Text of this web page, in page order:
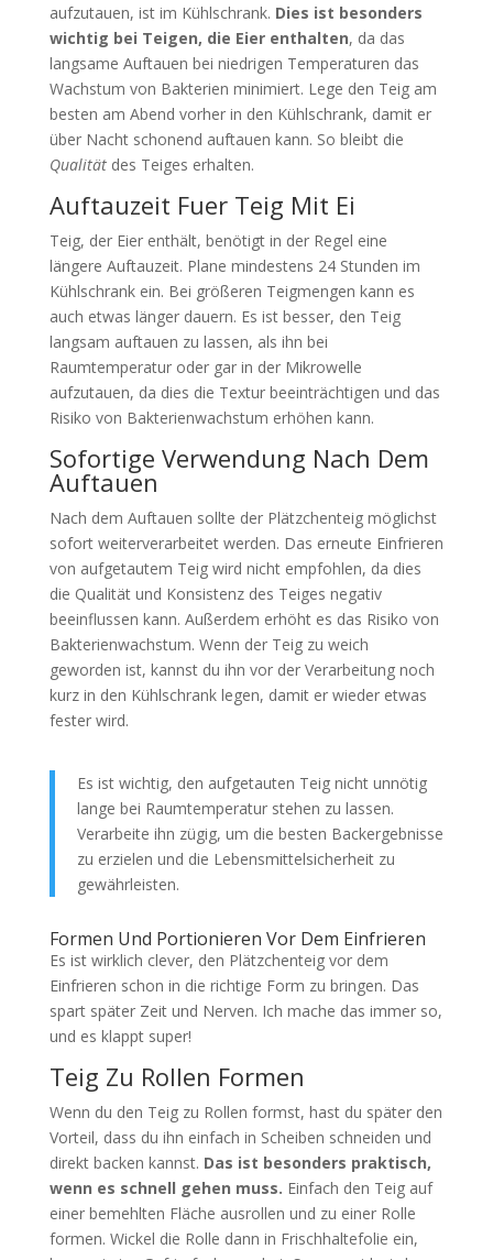
aufzutauen, ist im Kühlschrank. Dies ist besonders
wichtig bei Teigen, die Eier enthalten, da das
langsame Auftauen bei niedrigen Temperaturen das
Wachstum von Bakterien minimiert. Lege den Teig am
besten am Abend vorher in den Kühlschrank, damit er
über Nacht schonend auftauen kann. So bleibt die
Qualitätdes Teiges erhalten.
Auftauzeit Fuer Teig Mit Ei
Teig, der Eier enthält, benötigt in der Regel eine
längere Auftauzeit. Plane mindestens 24 Stunden im
Kühlschrank ein. Bei größeren Teigmengen kann es
auch etwas länger dauern. Es ist besser, den Teig
langsam auftauen zu lassen, als ihn bei
Raumtemperatur oder gar in der Mikrowelle
aufzutauen, da dies die Textur beeinträchtigen und das
Risiko von Bakterienwachstum erhöhen kann.
Sofortige Verwendung Nach Dem
Auftauen
Nach dem Auftauen sollte der Plätzchenteig möglichst
sofort weiterverarbeitet werden. Das erneute Einfrieren
von aufgetautem Teig wird nicht empfohlen, da dies
die Qualität und Konsistenz des Teiges negativ
beeinflussen kann. Außerdem erhöht es das Risiko von
Bakterienwachstum. Wenn der Teig zu weich
geworden ist, kannst du ihn vor der Verarbeitung noch
kurz in den Kühlschrank legen, damit er wieder etwas
fester wird.
Es ist wichtig, den aufgetauten Teig nicht unnötig
lange bei Raumtemperatur stehen zu lassen.
Verarbeite ihn zügig, um die besten Backergebnisse
zu erzielen und die Lebensmittelsicherheit zu
gewährleisten.
Formen Und Portionieren Vor Dem Einfrieren
Es ist wirklich clever, den Plätzchenteig vor dem
Einfrieren schon in die richtige Form zu bringen. Das
spart später Zeit und Nerven. Ich mache das immer so,
und es klappt super!
Teig Zu Rollen Formen
Wenn du den Teig zu Rollen formst, hast du später den
Vorteil, dass du ihn einfach in Scheiben schneiden und
direkt backen kannst. Das ist besonders praktisch,
wenn es schnell gehen muss. Einfach den Teig auf
einer bemehlten Fläche ausrollen und zu einer Rolle
formen. Wickel die Rolle dann in Frischhaltefolie ein,